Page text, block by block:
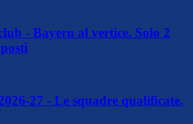
- Bayern al vertice. Solo 2
27 - Le squadre qualificate.